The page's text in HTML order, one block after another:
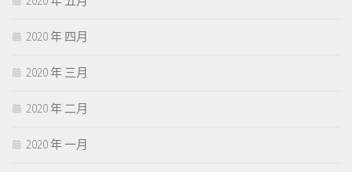
2020 年 四月
2020 年 三月
2020 年 二月
2020 年 一月